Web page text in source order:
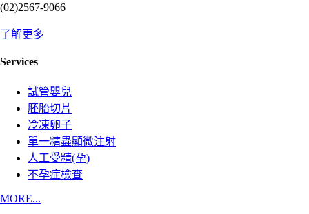
(02)2567-9066
了解更多
Services
試管嬰兒
胚胎切片
冷凍卵子
單一精蟲顯微注射
人工受精(孕)
不孕症檢查
MORE...